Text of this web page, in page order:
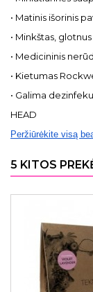
• Matinis išorinis
• Minkštas,
• Medicininis
• Kietumas
• Galima
HEAD
Peržiūrėkite visą
5 KITOS